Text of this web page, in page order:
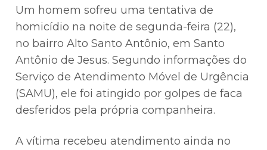
Um homem sofreu uma tentativa de
homicídio na noite de segunda-feira (22),
no bairro Alto Santo Antônio, em Santo
Antônio de Jesus. Segundo informações do
Serviço de Atendimento Móvel de Urgência
(SAMU), ele foi atingido por golpes de faca
desferidos pela própria companheira.
A vítima recebeu atendimento ainda no